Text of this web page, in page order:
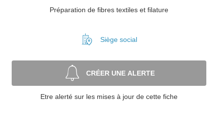
Préparation de fibres textiles et filature
Siège social
CRÉER UNE ALERTE
Etre alerté sur les mises à jour de cette fiche